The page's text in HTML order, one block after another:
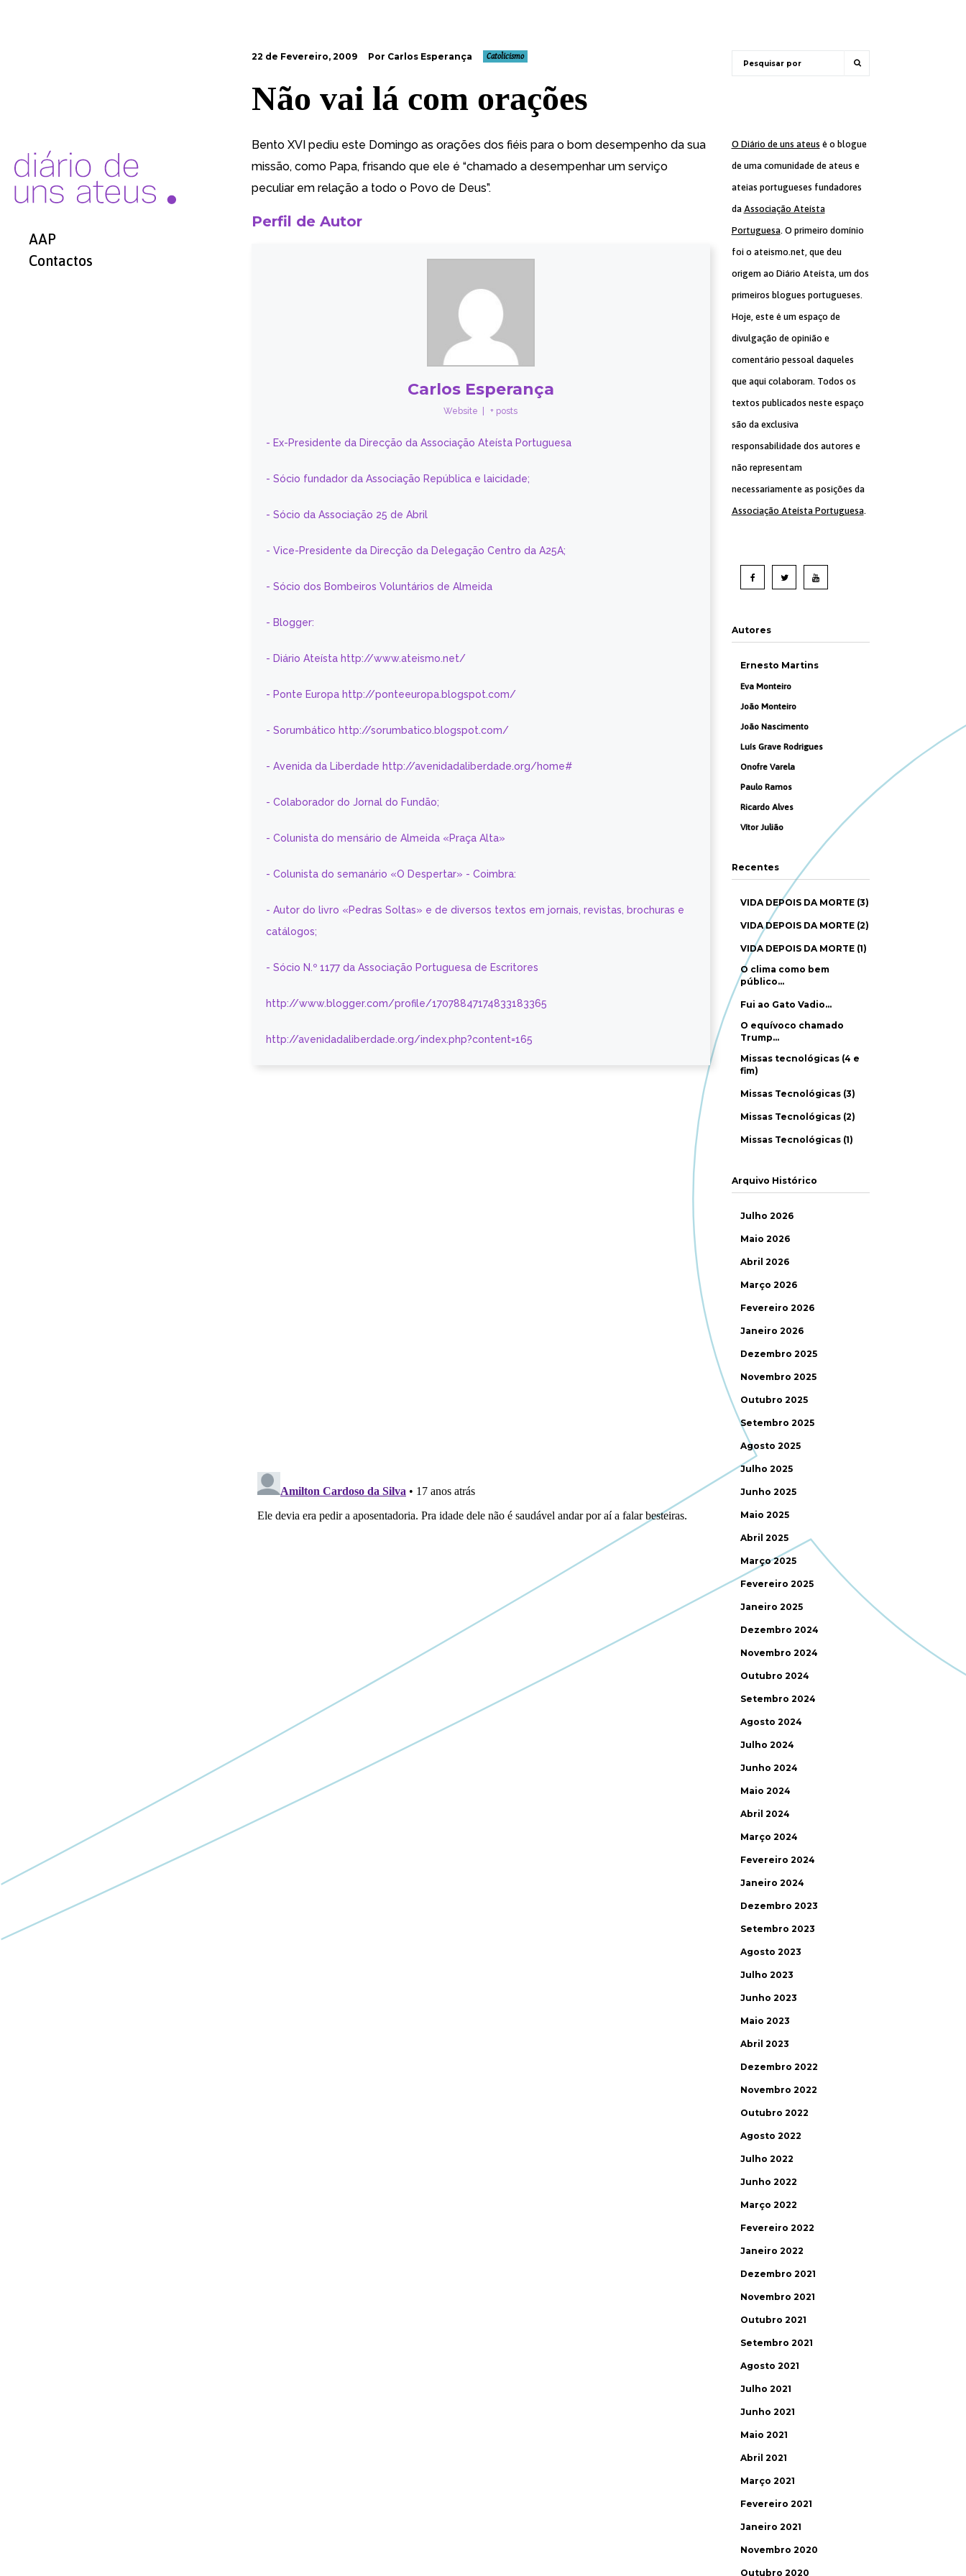
AAP
Contactos
22 de Fevereiro, 2009 Por Carlos Esperança Catolicismo
Não vai lá com orações
Bento XVI pediu este Domingo as orações dos fiéis para o bom desempenho da sua
missão, como Papa, frisando que ele é “chamado a desempenhar um serviço
peculiar em relação a todo o Povo de Deus”.
Perfil de Autor
Carlos Esperança
Website + posts
- Ex-Presidente da Direcção da Associação Ateísta Portuguesa
- Sócio fundador da Associação República e laicidade;
- Sócio da Associação 25 de Abril
- Vice-Presidente da Direcção da Delegação Centro da A25A;
- Sócio dos Bombeiros Voluntários de Almeida
- Blogger:
- Diário Ateísta http://www.ateismo.net/
- Ponte Europa http://ponteeuropa.blogspot.com/
- Sorumbático http://sorumbatico.blogspot.com/
- Avenida da Liberdade http://avenidadaliberdade.org/home#
- Colaborador do Jornal do Fundão;
- Colunista do mensário de Almeida «Praça Alta»
- Colunista do semanário «O Despertar» - Coimbra:
- Autor do livro «Pedras Soltas» e de diversos textos em jornais, revistas, brochuras e
catálogos;
- Sócio N.º 1177 da Associação Portuguesa de Escritores
http://www.blogger.com/profile/17078847174833183365
http://avenidadaliberdade.org/index.php?content=165
O Diário de uns ateus é o blogue
de uma comunidade de ateus e
ateias portugueses fundadores
da Associação Ateísta
Portuguesa. O primeiro domínio
foi o ateismo.net, que deu
origem ao Diário Ateísta, um dos
primeiros blogues portugueses.
Hoje, este é um espaço de
divulgação de opinião e
comentário pessoal daqueles
que aqui colaboram. Todos os
textos publicados neste espaço
são da exclusiva
responsabilidade dos autores e
não representam
necessariamente as posições da
Associação Ateísta Portuguesa.
Autores
Ernesto Martins
Eva Monteiro
João Monteiro
João Nascimento
Luís Grave Rodrigues
Onofre Varela
Paulo Ramos
Ricardo Alves
Vítor Julião
Recentes
VIDA DEPOIS DA MORTE (3)
VIDA DEPOIS DA MORTE (2)
VIDA DEPOIS DA MORTE (1)
O clima como bem
público…
Fui ao Gato Vadio…
O equívoco chamado
Trump…
Missas tecnológicas (4 e
fim)
Missas Tecnológicas (3)
Missas Tecnológicas (2)
Missas Tecnológicas (1)
Arquivo Histórico
Julho 2026
Maio 2026
Abril 2026
Março 2026
Fevereiro 2026
Janeiro 2026
Dezembro 2025
Novembro 2025
Outubro 2025
Setembro 2025
Agosto 2025
Julho 2025
Junho 2025
Maio 2025
Abril 2025
Março 2025
Fevereiro 2025
Janeiro 2025
Dezembro 2024
Novembro 2024
Outubro 2024
Setembro 2024
Agosto 2024
Julho 2024
Junho 2024
Maio 2024
Abril 2024
Março 2024
Fevereiro 2024
Janeiro 2024
Dezembro 2023
Setembro 2023
Agosto 2023
Julho 2023
Junho 2023
Maio 2023
Abril 2023
Dezembro 2022
Novembro 2022
Outubro 2022
Agosto 2022
Julho 2022
Junho 2022
Março 2022
Fevereiro 2022
Janeiro 2022
Dezembro 2021
Novembro 2021
Outubro 2021
Setembro 2021
Agosto 2021
Julho 2021
Junho 2021
Maio 2021
Abril 2021
Março 2021
Fevereiro 2021
Janeiro 2021
Novembro 2020
Outubro 2020